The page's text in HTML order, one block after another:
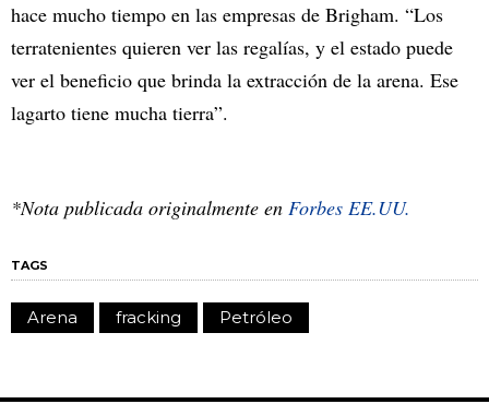
hace mucho tiempo en las empresas de Brigham. “Los
terratenientes quieren ver las regalías, y el estado puede
ver el beneficio que brinda la extracción de la arena. Ese
lagarto tiene mucha tierra”.
*Nota publicada originalmente en Forbes EE.UU.
TAGS
Arena fracking Petróleo